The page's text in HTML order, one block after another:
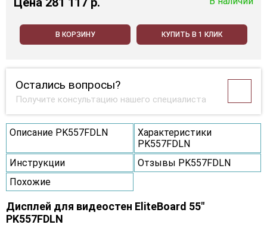
В КОРЗИНУ КУПИТЬ В 1 КЛИК
Остались вопросы?
Получите консультацию нашего специалиста
Описание PK557FDLN
Характеристики
PK557FDLN
Инструкции
Отзывы PK557FDLN
Похожие
Дисплей для видеостен EliteBoard 55"
PK557FDLN